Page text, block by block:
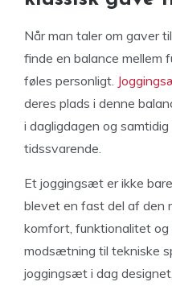
Når man taler om gaver
finde en balance mellem
føles personligt.
deres plads i denne
i dagligdagen og
tidssvarende.
Et joggingsæt er ikke
blevet en fast del af den
komfort, funktionalitet og
modsætning til tekniske
joggingsæt i dag